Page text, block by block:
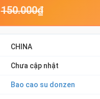
150.000₫
CHINA
Chưa cập nhật
Bao cao su donzen